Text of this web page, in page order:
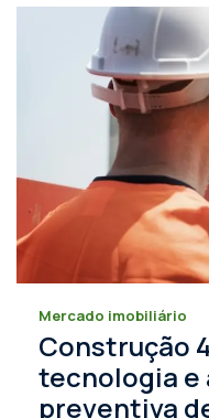
Mercado imobiliário
Construção
tecnologia e
preventiva